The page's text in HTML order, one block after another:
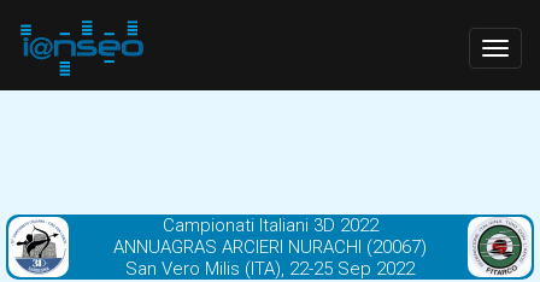
Campionati Italiani 3D 2022
ANNUAGRAS ARCIERI NURACHI (20067)
San Vero Milis (ITA), 22-25 Sep 2022